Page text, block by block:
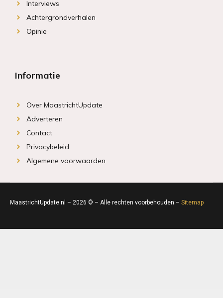
Interviews
Achtergrondverhalen
Opinie
Informatie
Over MaastrichtUpdate
Adverteren
Contact
Privacybeleid
Algemene voorwaarden
MaastrichtUpdate.nl – 2026 © – Alle rechten voorbehouden – Sitemap